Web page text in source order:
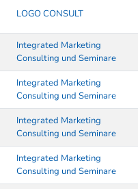
LOGO CONSULT
Integrated Marketing
Consulting und Seminare
Integrated Marketing
Consulting und Seminare
Integrated Marketing
Consulting und Seminare
Integrated Marketing
Consulting und Seminare